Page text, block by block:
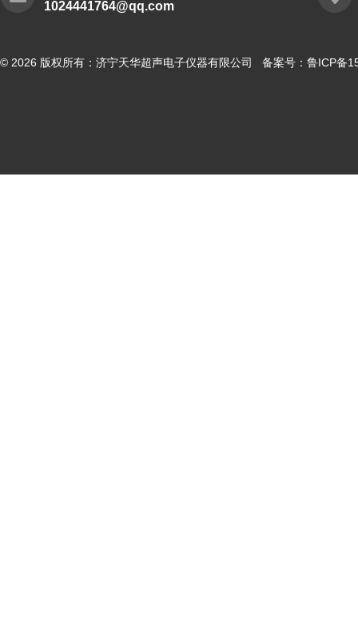
1024441764@qq.com
© 2026 版权所有：济宁天华超声电子仪器有限公司 备案号： 鲁ICP备